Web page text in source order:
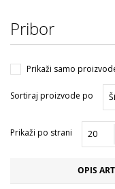
Pribor
Prikaži samo
Sortiraj proizvode po
Prikaži po strani
OPIS